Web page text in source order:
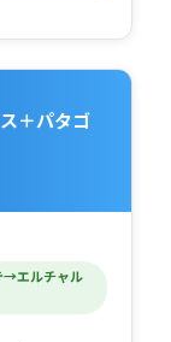
＋パタゴ
→エルチャル